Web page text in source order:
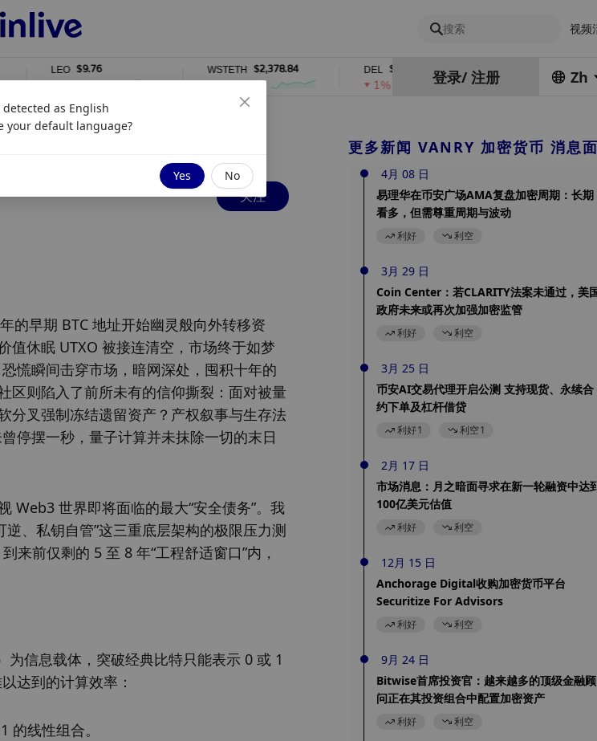
搜索 视频
$9.76
0%
$2,378.84
0%
$0.76762686 ZEC $454.62
4%
登录/ 注册 Zh
关注
的早期 BTC 地址开始幽灵般向外转移资
值休眠 UTXO 被接连清空，市场终于如梦
慌瞬间击穿市场，暗网深处，囤积十年的
区则陷入了前所未有的信仰撕裂：面对被量
分叉强制冻结遗留资产？产权叙事与生存法
停摆一秒，量子计算并未抹除一切的末日
Web3 世界即将面临的最大“安全债务”。我
、私钥自管”这三重底层架构的极限压力测
来前仅剩的 5 至 8 年“工程舒适窗口”内，
信息载体，突破经典比特只能表示 0 或 1
达到的计算效率：
线性组合。
更多新闻 VANRY 加密货币 消息
4月 08 日
易理华在币安广场AMA复盘加密周期：长期
看多，但需尊重周期与波动
利好 利空
3月 29 日
Coin Center：若CLARITY法案未通过，美
政府未来或再次加强加密监管
利好 利空
3月 25 日
币安AI交易代理开启公测 支持现货、永续合
约下单及杠杆借贷
利好1 利空1
2月 17 日
市场消息：月之暗面寻求在新一轮融资中达
100亿美元估值
利好 利空
12月 15 日
Anchorage Digital收购加密货币平台
Securitize For Advisors
利好 利空
9月 24 日
Bitwise首席投资官：越来越多的顶级金融顾
问正在其投资组合中配置加密资产
利好 利空
as English
your default language?
Yes No